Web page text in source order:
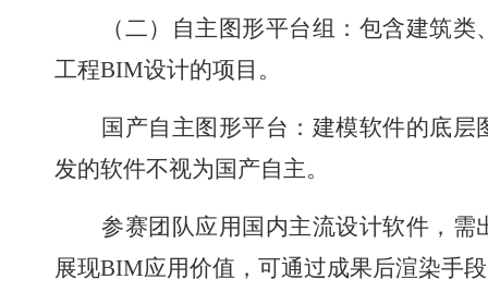
（二）自主图形平台组 ： 包含建筑类
工程BIM设计的项目。
国产自主图形平台 ： 建模软件的底层
发的软件不视为国产自主。
参赛团队应用国内主流设计软件，
展现BIM应用价值，可通过成果后渲染手